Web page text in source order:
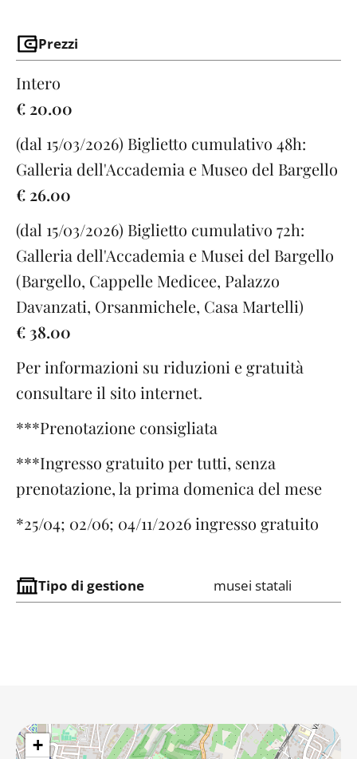
Prezzi
Intero
€ 20.00
(dal 15/03/2026) Biglietto cumulativo 48h:
Galleria dell'Accademia e Museo del Bargello
€ 26.00
(dal 15/03/2026) Biglietto cumulativo 72h:
Galleria dell'Accademia e Musei del Bargello
(Bargello, Cappelle Medicee, Palazzo
Davanzati, Orsanmichele, Casa Martelli)
€ 38.00
Per informazioni su riduzioni e gratuità
consultare il sito internet.
***Prenotazione consigliata
***Ingresso gratuito per tutti, senza
prenotazione, la prima domenica del mese
*25/04; 02/06; 04/11/2026 ingresso gratuito
Tipo di gestione musei statali
+